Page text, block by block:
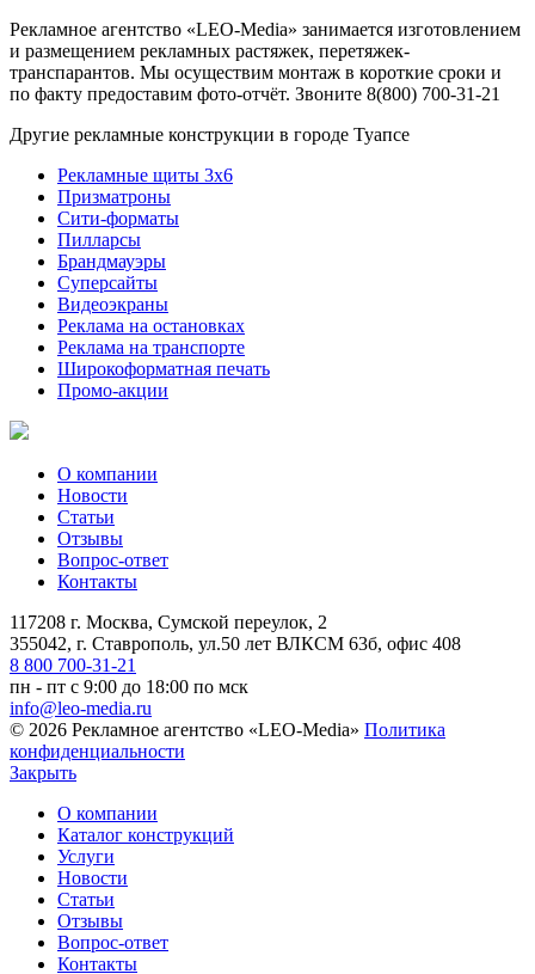
Рекламное агентство «LEO-Media» занимается изготовлением
и размещением рекламных растяжек, перетяжек-
транспарантов. Мы осуществим монтаж в короткие сроки и
по факту предоставим фото-отчёт. Звоните 8(800) 700-31-21
Другие рекламные конструкции в городе Туапсе
Рекламные щиты 3х6
Призматроны
Сити-форматы
Пилларсы
Брандмауэры
Суперсайты
Видеоэкраны
Реклама на остановках
Реклама на транспорте
Широкоформатная печать
Промо-акции
О компании
Новости
Статьи
Отзывы
Вопрос-ответ
Контакты
117208 г. Москва, Сумской переулок, 2
355042, г. Ставрополь, ул.50 лет ВЛКСМ 63б, офис 408
8 800 700-31-21
пн - пт с 9:00 до 18:00 по мск
info@leo-media.ru
© 2026 Рекламное агентство «LEO-Media» Политика
конфиденциальности
Закрыть
О компании
Каталог конструкций
Услуги
Новости
Статьи
Отзывы
Вопрос-ответ
Контакты